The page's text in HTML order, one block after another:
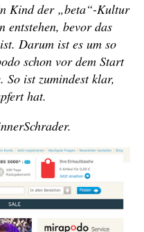
Kind der „beta“-Kultur
entstehen, bevor das
Darum ist es um so
schon vor dem Start
So ist zumindest klar,
hat.